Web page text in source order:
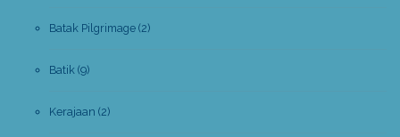
Batak Pilgrimage (2)
Batik (9)
Kerajaan (2)